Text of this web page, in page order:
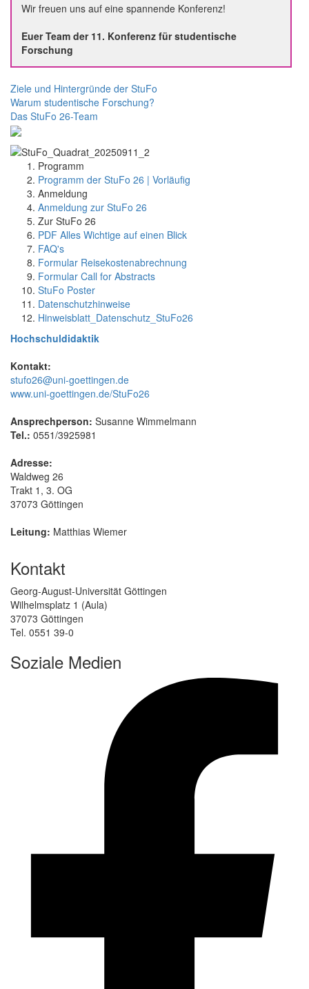
Wir freuen uns auf eine spannende Konferenz!
Euer Team der 11. Konferenz für studentische
Forschung
Ziele und Hintergründe der StuFo
Warum studentische Forschung?
Das StuFo 26-Team
Programm
Programm der StuFo 26 | Vorläufig
Anmeldung
Anmeldung zur StuFo 26
Zur StuFo 26
PDF Alles Wichtige auf einen Blick
FAQ's
Formular Reisekostenabrechnung
Formular Call for Abstracts
StuFo Poster
Datenschutzhinweise
Hinweisblatt_Datenschutz_StuFo26
Hochschuldidaktik
Kontakt:
stufo26@uni-goettingen.de
www.uni-goettingen.de/StuFo26
Ansprechperson: Susanne Wimmelmann
Tel.: 0551/3925981
Adresse:
Waldweg 26
Trakt 1, 3. OG
37073 Göttingen
Leitung: Matthias Wiemer
Kontakt
Georg-August-Universität Göttingen
Wilhelmsplatz 1 (Aula)
37073 Göttingen
Tel. 0551 39-0
Soziale Medien